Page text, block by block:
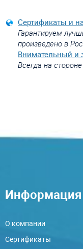
Сертификаты и
Гарантируем
произведено в
Внимательный и
Всегда на
Информация
О компании
Сертификаты